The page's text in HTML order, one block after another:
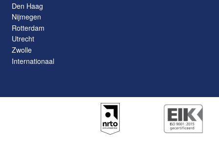
Den Haag
Nijmegen
Rotterdam
Utrecht
Zwolle
Internationaal